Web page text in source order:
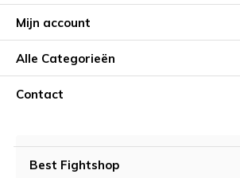
Mijn account
Alle Categorieën
Contact
Best Fightshop